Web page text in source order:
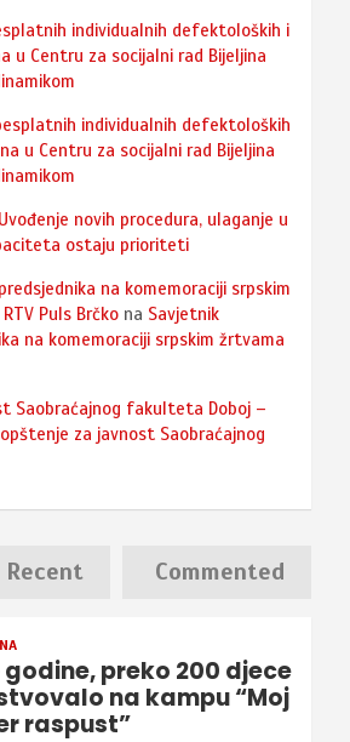
individualnih defektoloških i
u Centru za socijalni rad Bijeljina
individualnih defektoloških
u Centru za socijalni rad Bijeljina
novih procedura, ulaganje u
ostaju prioriteti
na komemoraciji srpskim
Puls Brčko na Savjetnik
na komemoraciji srpskim žrtvama
Saobraćajnog fakulteta Doboj –
za javnost Saobraćajnog
Recent Commented
godine, preko 200 djece
na kampu “Moj
raspust”